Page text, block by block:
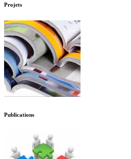
Projets
Publications